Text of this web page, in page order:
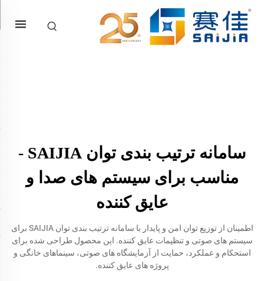
سامانه ترتیب بندی توان SAIJIA -
مناسب برای سیستم های صدا و
عایق کننده
اطمینان از توزیع توان امن و پایدار با سامانه ترتیب بندی توان SAIJIA برای
سیستم های صوتی و تنظیمات عایق کننده. این محصول طراحی شده برای
استحکام و عملکرد، حمایت از آزمایشگاه های صوتی، سینماهای خانگی و
پروژه های عایق کننده.